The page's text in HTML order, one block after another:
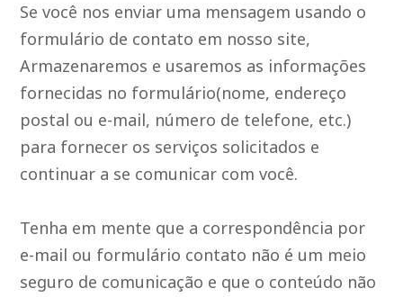
Se você nos enviar uma mensagem usando o
formulário de contato em nosso site,
Armazenaremos e usaremos as informações
fornecidas no formulário(nome, endereço
postal ou e-mail, número de telefone, etc.)
para fornecer os serviços solicitados e
continuar a se comunicar com você.
Tenha em mente que a correspondência por
e-mail ou formulário contato não é um meio
seguro de comunicação e que o conteúdo não